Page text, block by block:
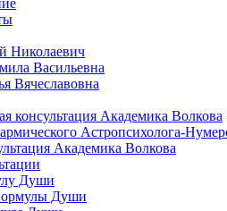
Николаевич
Васильевна
Вячеславовна
консультация Академика Волкова
Астропсихолога-
Академика Волкова
Души
Души